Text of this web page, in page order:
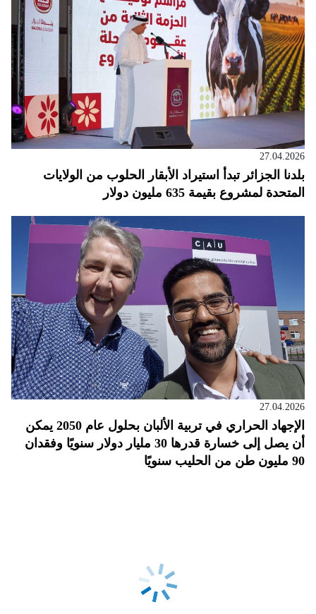
27.04.2026
بلدنا الجزائر تبدأ استيراد الأبقار الحلوب من الولايات
المتحدة لمشروع بقيمة 635 مليون دولار
27.04.2026
الإجهاد الحراري في تربية الألبان بحلول عام 2050 يمكن
أن يصل إلى خسارة قدرها 30 مليار دولار سنويًا وفقدان
90 مليون طن من الحليب سنويًا